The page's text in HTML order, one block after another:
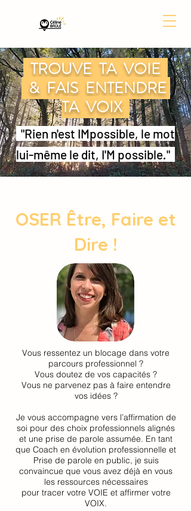
TROUVE TA VOIE
& FAIS ENTENDRE
TA VOIX
"Rien n'est IMpossible, le mot
lui-même le dit, I'M possible."
OSER Être, Faire et
Dire !
Vous ressentez un blocage dans votre
parcours professionnel ?
Vous doutez de vos capacités ?
Vous ne parvenez pas à faire entendre
vos idées ?
Je vous accompagne vers l’affirmation de
soi pour des choix professionnels alignés
et une prise de parole assumée. En tant
que Coach en évolution professionnelle et
Prise de parole en public, je suis
convaincue que vous avez déjà en vous
les ressources nécessaires
pour tracer votre VOIE et affirmer votre
VOIX.